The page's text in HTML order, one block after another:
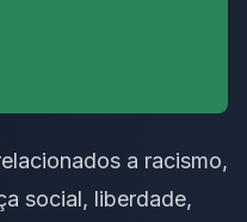
a racismo,
social, liberdade,